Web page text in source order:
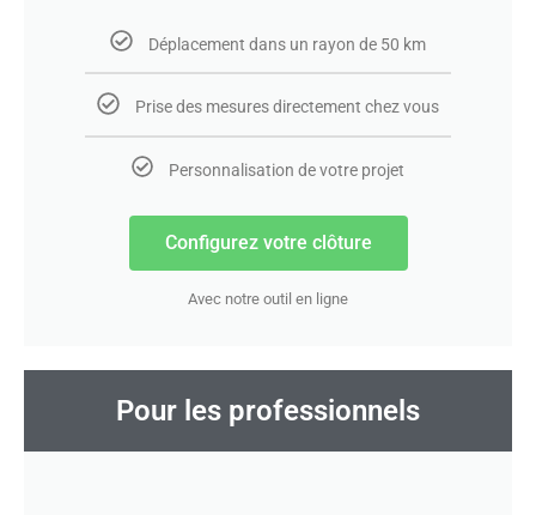
Déplacement dans un rayon de 50 km
Prise des mesures directement chez vous
Personnalisation de votre projet
Configurez votre clôture
Avec notre outil en ligne
Pour les professionnels